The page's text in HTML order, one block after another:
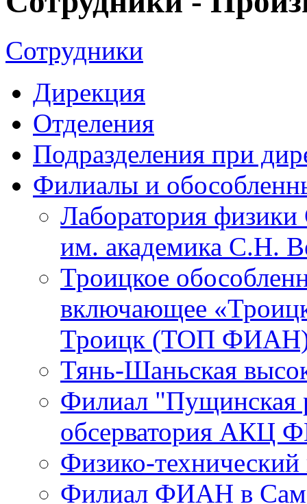
Сотрудники
Дирекция
Отделения
Подразделения при
Филиалы и
Лаборатория
им. академика С.Н.
Троицкое
включающее
Троицк (ТОП
Тянь-Шаньская
Филиал "Пущинская
обсерватория АКЦ
Физико-
Филиал ФИАН в